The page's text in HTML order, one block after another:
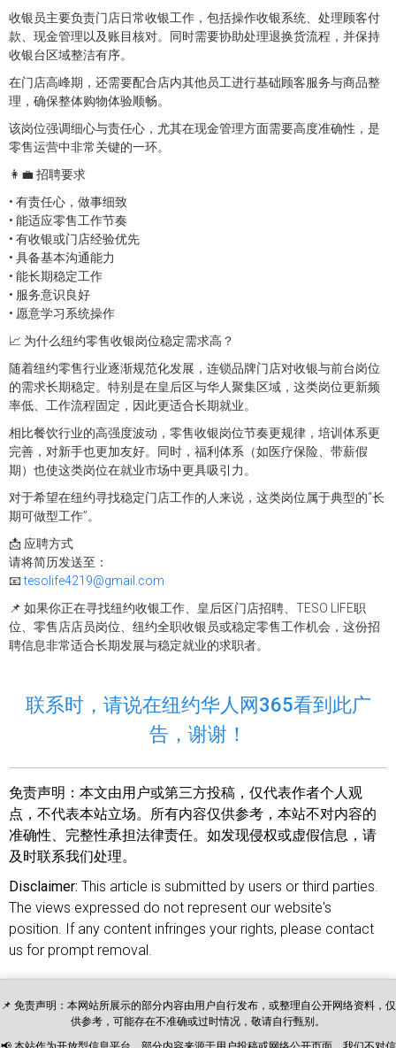
收银员主要负责门店日常收银工作，包括操作收银系统、处理顾客付
款、现金管理以及账目核对。同时需要协助处理退换货流程，并保持
收银台区域整洁有序。
在门店高峰期，还需要配合店内其他员工进行基础顾客服务与商品整
理，确保整体购物体验顺畅。
该岗位强调细心与责任心，尤其在现金管理方面需要高度准确性，是
零售运营中非常关键的一环。
👩‍💼 招聘要求
• 有责任心，做事细致
• 能适应零售工作节奏
• 有收银或门店经验优先
• 具备基本沟通能力
• 能长期稳定工作
• 服务意识良好
• 愿意学习系统操作
📈 为什么纽约零售收银岗位稳定需求高？
随着纽约零售行业逐渐规范化发展，连锁品牌门店对收银与前台岗位
的需求长期稳定。特别是在皇后区与华人聚集区域，这类岗位更新频
率低、工作流程固定，因此更适合长期就业。
相比餐饮行业的高强度波动，零售收银岗位节奏更规律，培训体系更
完善，对新手也更加友好。同时，福利体系（如医疗保险、带薪假
期）也使这类岗位在就业市场中更具吸引力。
对于希望在纽约寻找稳定门店工作的人来说，这类岗位属于典型的“长
期可做型工作”。
📩 应聘方式
请将简历发送至：
📧tesolife4219@gmail.com
📌 如果你正在寻找纽约收银工作、皇后区门店招聘、TESO LIFE职
位、零售店店员岗位、纽约全职收银员或稳定零售工作机会，这份招
聘信息非常适合长期发展与稳定就业的求职者。
联系时，请说在纽约华人网365看到此广
告，谢谢！
免责声明： 本文由用户或第三方投稿，仅代表作者个人观
点，不代表本站立场。所有内容仅供参考，本站不对内容的
准确性、完整性承担法律责任。如发现侵权或虚假信息，请
及时联系我们处理。
Disclaimer: This article is submitted by users or third parties.
The views expressed do not represent our website's
position. If any content infringes your rights, please contact
us for prompt removal.
📌 免责声明：本网站所展示的部分内容由用户自行发布，或整理自公开网络资料，仅
供参考，可能存在不准确或过时情况，敬请自行甄别。